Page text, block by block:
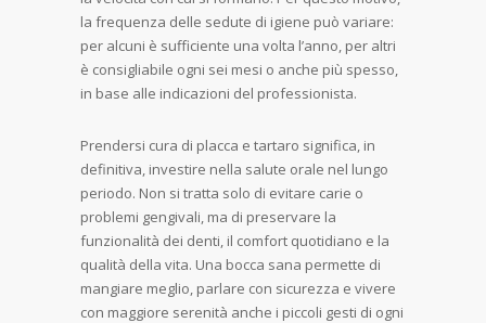
la frequenza delle sedute di igiene può variare:
per alcuni è sufficiente una volta l’anno, per altri
è consigliabile ogni sei mesi o anche più spesso,
in base alle indicazioni del professionista.
Prendersi cura di placca e tartaro significa, in
definitiva, investire nella salute orale nel lungo
periodo. Non si tratta solo di evitare carie o
problemi gengivali, ma di preservare la
funzionalità dei denti, il comfort quotidiano e la
qualità della vita. Una bocca sana permette di
mangiare meglio, parlare con sicurezza e vivere
con maggiore serenità anche i piccoli gesti di ogni